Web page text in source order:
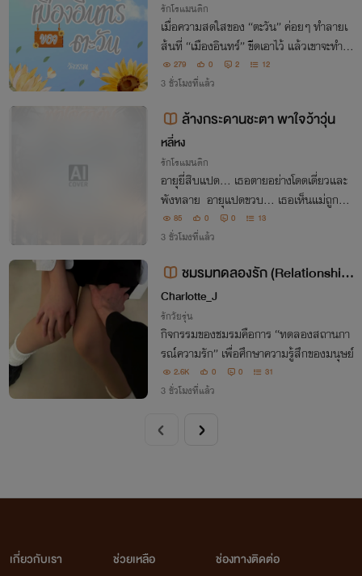
รักโรแมนติก
เมื่อความสดใสของ “ตะวัน” ค่อยๆ ทำลายเ
ส้นที่ “เมืองอินทร์” ขีดเอาไว้ แล้วเขาจะทำอ
ย่างไรเมื่อตะวันดวงน้อยถอยห่างออกไปจนจิ
ตใจว้าวุ่น
279 0 2 12
3 ชั่วโมงที่แล้ว
ล้างกระดานชะตา พาใจว้าวุ่น
หลี่หง
รักโรแมนติก
อายุยี่สิบแปด... เธอตายอย่างโดดเดี่ยวและ
พังทลาย อายุแปดขวบ... เธอเห็นแม่ถูกรถ
ชนตายต่อหน้าต่อตา ในเมื่อได้ชีวิตใหม่ เธอ
จะไม่ยอมเป็นเด็กอ่อนแอที่ยืนร้องไห้หน้ากอ
85 0 0 13
3 ชั่วโมงที่แล้ว
ชมรมทดลองรัก (Relationship
Lab)
Charlotte_J
รักวัยรุ่น
กิจกรรมของชมรมคือการ “ทดลองสถานกา
รณ์ความรัก” เพื่อศึกษาความรู้สึกของมนุษย์
2.6K 0 0 31
3 ชั่วโมงที่แล้ว
เกี่ยวกับเรา
ช่วยเหลือ
ช่องทางติดต่อ